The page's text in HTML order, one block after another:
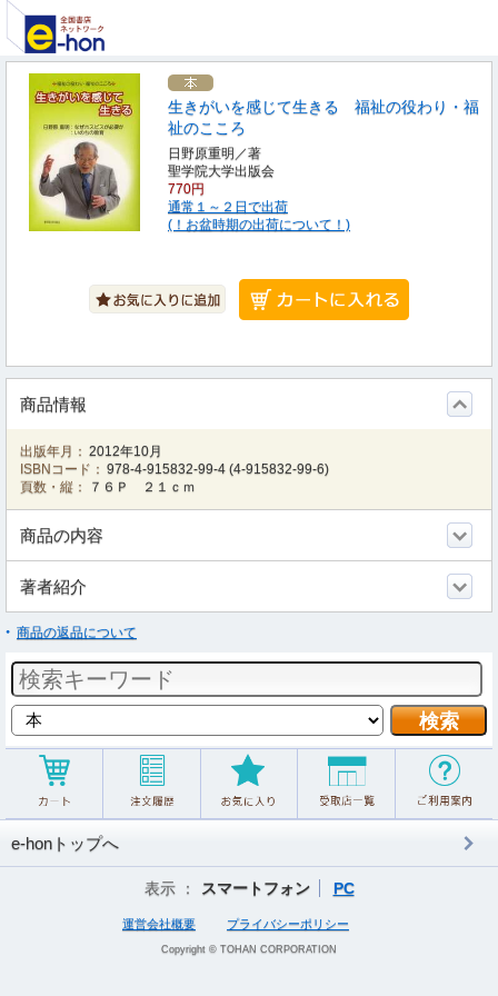
生きがいを感じて生きる 福祉の役わり・福
祉のこころ
日野原重明／著
聖学院大学出版会
770円
通常１～２日で出荷
(！お盆時期の出荷について！)
商品情報
出版年月： 2012年10月
ISBNコード： 978-4-915832-99-4 (4-915832-99-6)
頁数・縦：
７６Ｐ ２１ｃｍ
商品の内容
著者紹介
商品の返品について
e-honトップへ
表示 ： スマートフォン PC
運営会社概要 プライバシーポリシー
Copyright © TOHAN CORPORATION